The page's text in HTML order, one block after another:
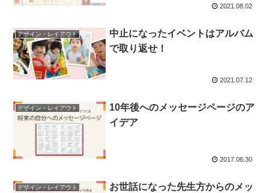
2021.08.02
デザイン・レイアウト
中止になったイベントはアルバム
で取り返せ！
2021.07.12
デザイン・レイアウト
10年後へのメッセージページのア
イデア
2017.06.30
デザイン・レイアウト
お世話になった先生方からのメッ